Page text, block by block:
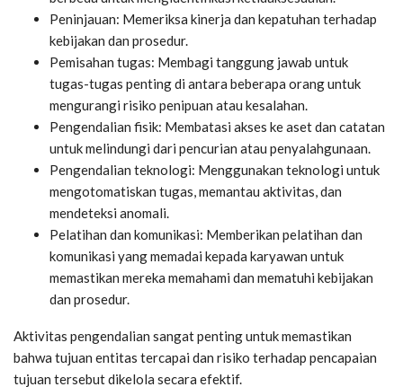
Peninjauan: Memeriksa kinerja dan kepatuhan terhadap
kebijakan dan prosedur.
Pemisahan tugas: Membagi tanggung jawab untuk
tugas-tugas penting di antara beberapa orang untuk
mengurangi risiko penipuan atau kesalahan.
Pengendalian fisik: Membatasi akses ke aset dan catatan
untuk melindungi dari pencurian atau penyalahgunaan.
Pengendalian teknologi: Menggunakan teknologi untuk
mengotomatiskan tugas, memantau aktivitas, dan
mendeteksi anomali.
Pelatihan dan komunikasi: Memberikan pelatihan dan
komunikasi yang memadai kepada karyawan untuk
memastikan mereka memahami dan mematuhi kebijakan
dan prosedur.
Aktivitas pengendalian sangat penting untuk memastikan
bahwa tujuan entitas tercapai dan risiko terhadap pencapaian
tujuan tersebut dikelola secara efektif.